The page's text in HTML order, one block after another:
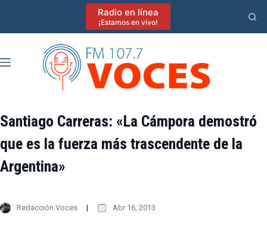
Radio en línea
¡Estamos en vivo!
Santiago Carreras: «La Cámpora demostró
que es la fuerza más trascendente de la
Argentina»
Redacción Voces Abr 16, 2013